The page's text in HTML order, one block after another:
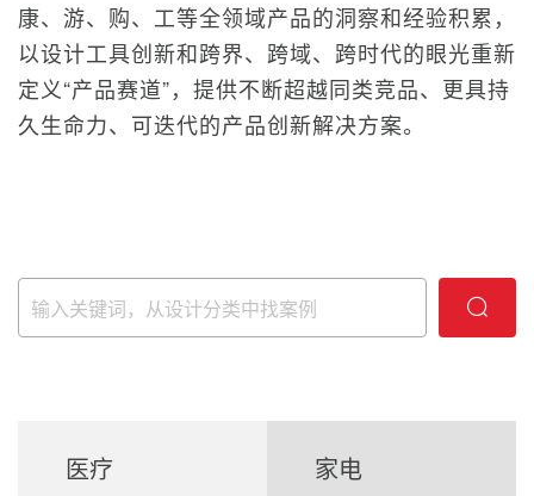
康、游、购、工等全领域产品的洞察和经验积累，
以设计工具创新和跨界、跨域、跨时代的眼光重新
定义“产品赛道”，提供不断超越同类竞品、更具持
久生命力、可迭代的产品创新解决方案。
医疗
家电